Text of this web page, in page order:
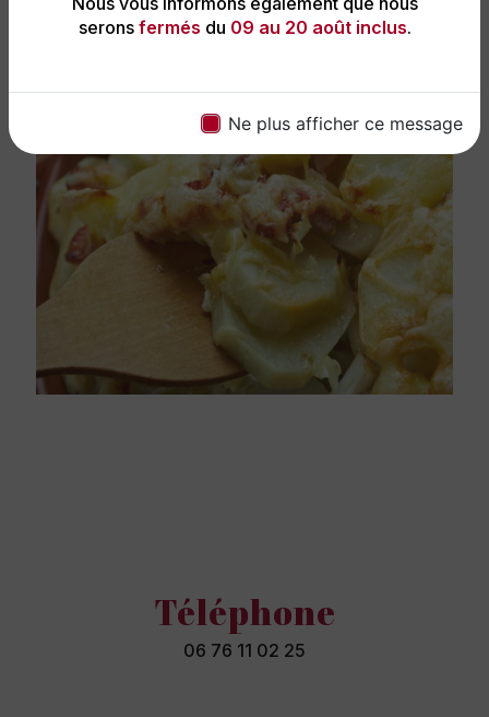
serons fermés du 09 au 20 août inclus.
Ne plus afficher ce message
Téléphone
06 76 11 02 25